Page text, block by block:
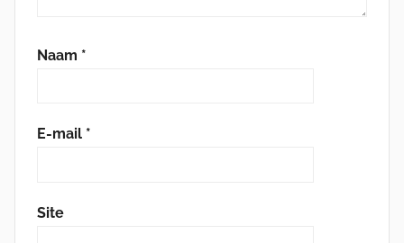
Naam *
E-mail *
Site